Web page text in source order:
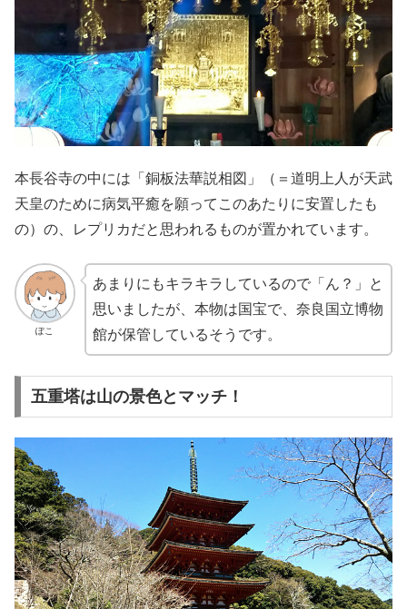
本長谷寺の中には「銅板法華説相図」（＝道明上人が天武
天皇のために病気平癒を願ってこのあたりに安置したも
の）の、レプリカだと思われるものが置かれています。
ぽこ
あまりにもキラキラしているので「ん？」と
思いましたが、本物は国宝で、奈良国立博物
館が保管しているそうです。
五重塔は山の景色とマッチ！